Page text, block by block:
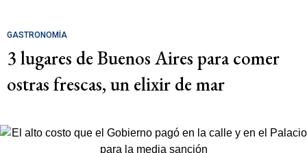
GASTRONOMÍA
3 lugares de Buenos Aires para comer
ostras frescas, un elixir de mar